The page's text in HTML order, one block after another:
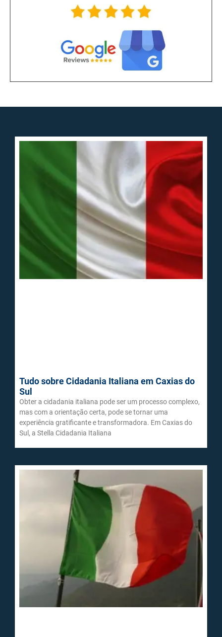
Tudo sobre Cidadania Italiana em Caxias do
Sul
Obter a cidadania italiana pode ser um processo complexo,
mas com a orientação certa, pode se tornar uma
experiência gratificante e transformadora. Em Caxias do
Sul, a Stella Cidadania Italiana